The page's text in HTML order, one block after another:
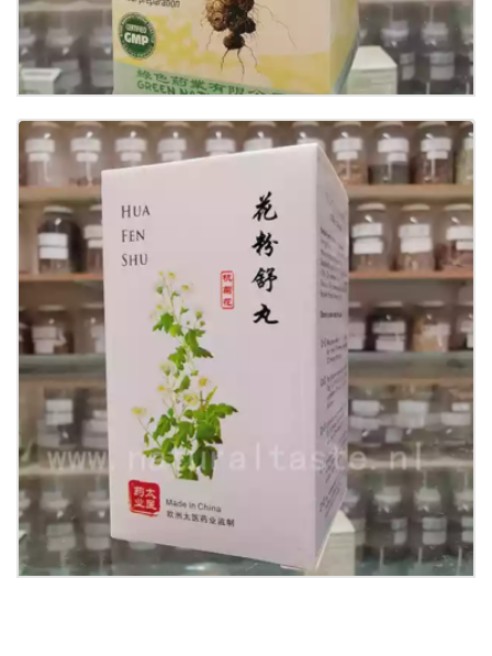
Buy now Details
Hua Fen Shu Wan
€11.00